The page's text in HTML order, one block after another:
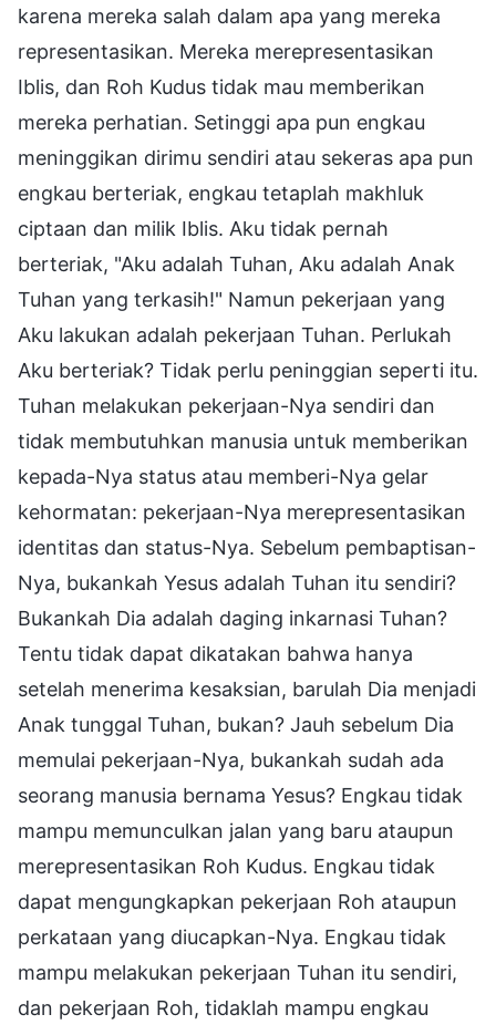
karena mereka salah dalam apa yang mereka
representasikan. Mereka merepresentasikan
Iblis, dan Roh Kudus tidak mau memberikan
mereka perhatian. Setinggi apa pun engkau
meninggikan dirimu sendiri atau sekeras apa pun
engkau berteriak, engkau tetaplah makhluk
ciptaan dan milik Iblis. Aku tidak pernah
berteriak, "Aku adalah Tuhan, Aku adalah Anak
Tuhan yang terkasih!" Namun pekerjaan yang
Aku lakukan adalah pekerjaan Tuhan. Perlukah
Aku berteriak? Tidak perlu peninggian seperti itu.
Tuhan melakukan pekerjaan-Nya sendiri dan
tidak membutuhkan manusia untuk memberikan
kepada-Nya status atau memberi-Nya gelar
kehormatan: pekerjaan-Nya merepresentasikan
identitas dan status-Nya. Sebelum pembaptisan-
Nya, bukankah Yesus adalah Tuhan itu sendiri?
Bukankah Dia adalah daging inkarnasi Tuhan?
Tentu tidak dapat dikatakan bahwa hanya
setelah menerima kesaksian, barulah Dia menjadi
Anak tunggal Tuhan, bukan? Jauh sebelum Dia
memulai pekerjaan-Nya, bukankah sudah ada
seorang manusia bernama Yesus? Engkau tidak
mampu memunculkan jalan yang baru ataupun
merepresentasikan Roh Kudus. Engkau tidak
dapat mengungkapkan pekerjaan Roh ataupun
perkataan yang diucapkan-Nya. Engkau tidak
mampu melakukan pekerjaan Tuhan itu sendiri,
dan pekerjaan Roh, tidaklah mampu engkau